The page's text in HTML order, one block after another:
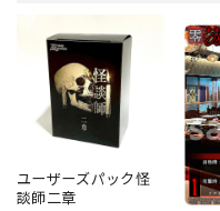
ユーザーズパック怪
談師二章